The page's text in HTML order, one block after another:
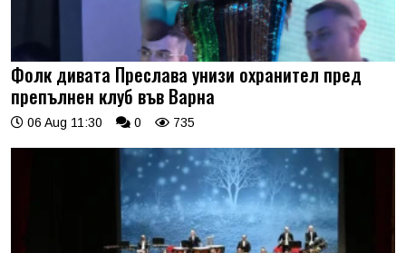
Фолк дивата Преслава унизи охранител пред
препълнен клуб във Варна
06 Aug 11:30 0 735